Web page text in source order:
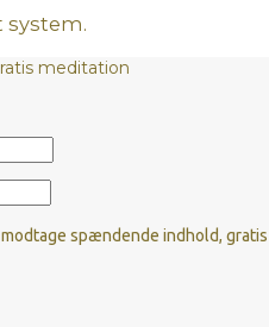
system.
meditation
spændende indhold,